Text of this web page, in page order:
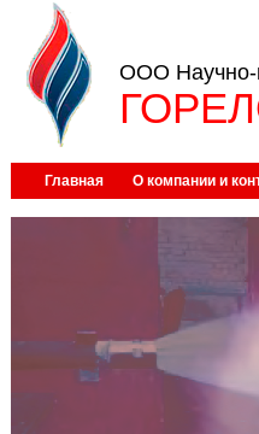
ООО Научно-
Главная О компании и